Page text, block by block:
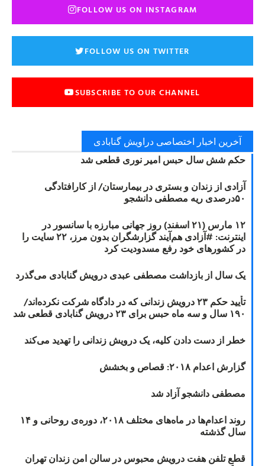
FOLLOW US ON INSTAGRAM
FOLLOW US ON TWITTER
SUBSCRIBE TO OUR CHANNEL
آخرین اخبار اختصاصی دراویش گنابادی
حکم شش سال حبس امیر نوری قطعی شد
آزادی از زندان و بستری در بیمارستان/ از کارافتادگی
۵۰درصدی ریه مصطفی دانشجو
۱۲ مارس (۲۱ اسفند) روز جهانی مبارزه با سانسور در
اینترنت: #آزادی هم‌آیند گزارشگران‌ بدون مرز، ۲۲ سایت را
در کشورهای خود رفع مسدودیت کرد
یک سال از بازداشت مصطفی عبدی درویش گنابادی می‌گذرد
تأیید حکم ۲۳ درویش زندانی که در دادگاه شرکت نکرده‌اند/
۱۹۰ سال و سه ماه حبس برای ۲۳ درویش گنابادی قطعی شد
خطر از دست دادن کلیه، یک درویش زندانی را تهدید می‌کند
گزارش اعدام ۲۰۱۸: قصاص و بخشش
مصطفی دانشجو آزاد شد
روند اعدام‌ها در ماه‌های مختلف ۲۰۱۸، دوره‌ی روحانی و ۱۴
سال گذشته
قطع تلفن هفت درویش محبوس در سالن امن زندان تهران